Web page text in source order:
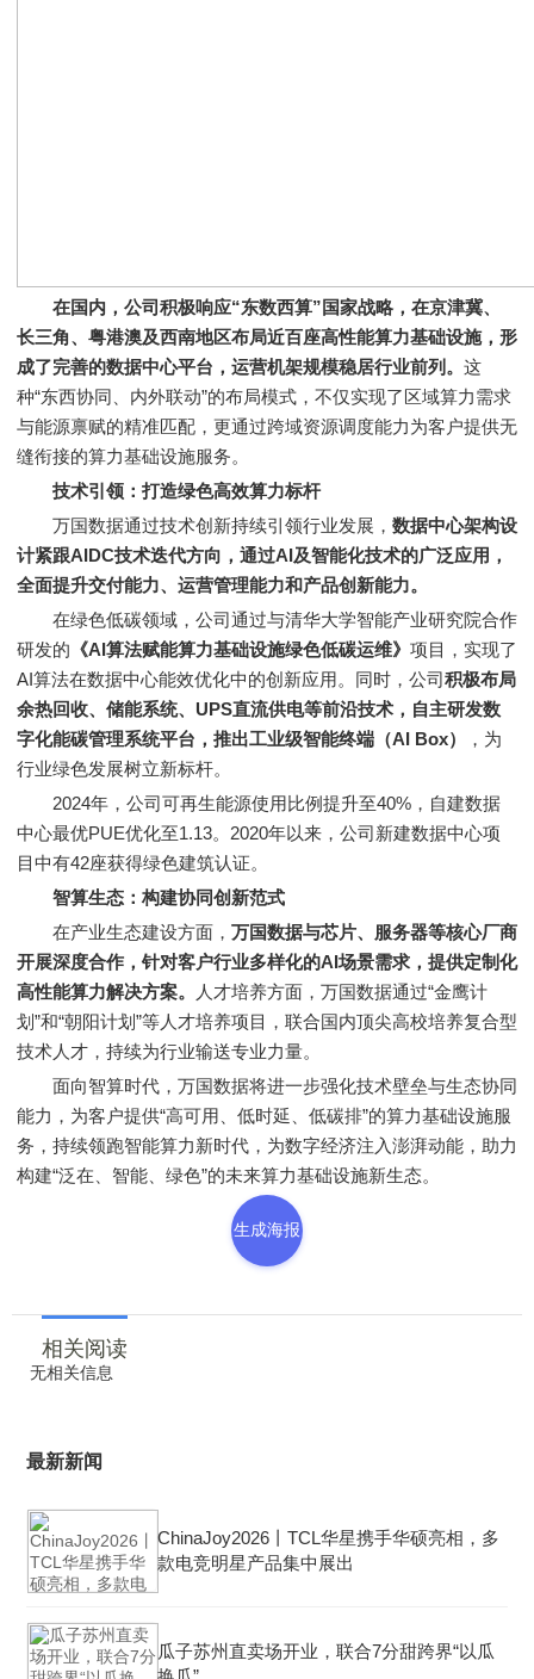
在国内，公司积极响应“东数西算”国家战略，在京津冀、
长三角、粤港澳及西南地区布局近百座高性能算力基础设施，形
成了完善的数据中心平台，运营机架规模稳居行业前列。 这
种“东西协同、内外联动”的布局模式，不仅实现了区域算力需求
与能源禀赋的精准匹配，更通过跨域资源调度能力为客户提供无
缝衔接的算力基础设施服务。
技术引领：打造绿色高效算力标杆
万国数据通过技术创新持续引领行业发展， 数据中心架构设
计紧跟AIDC技术迭代方向，通过AI及智能化技术的广泛应用，
全面提升交付能力、运营管理能力和产品创新能力。
在绿色低碳领域，公司通过与清华大学智能产业研究院合作
研发的 《AI算法赋能算力基础设施绿色低碳运维》 项目，实现了
AI算法在数据中心能效优化中的创新应用。同时，公司积极布局
余热回收、储能系统、UPS直流供电等前沿技术，自主研发数
字化能碳管理系统平台，推出工业级智能终端（AI Box）
，为
行业绿色发展树立新标杆。
2024年，公司可再生能源使用比例提升至40%，自建数据
中心最优PUE优化至1.13。2020年以来，公司新建数据中心项
目中有42座获得绿色建筑认证。
智算生态：构建协同创新范式
在产业生态建设方面， 万国数据与芯片、服务器等核心厂商
开展深度合作，针对客户行业多样化的AI场景需求，提供定制化
高性能算力解决方案。
人才培养方面，万国数据通过“金鹰计
划”和“朝阳计划”等人才培养项目，联合国内顶尖高校培养复合型
技术人才，持续为行业输送专业力量。
面向智算时代，万国数据将进一步强化技术壁垒与生态协同
能力，为客户提供“高可用、低时延、低碳排”的算力基础设施服
务，持续领跑智能算力新时代，为数字经济注入澎湃动能，助力
构建“泛在、智能、绿色”的未来算力基础设施新生态。
生成海报
相关阅读
无相关信息
最新新闻
ChinaJoy2026丨TCL华星携手华硕亮相，多
款电竞明星产品集中展出
瓜子苏州直卖场开业，联合7分甜跨界“以瓜